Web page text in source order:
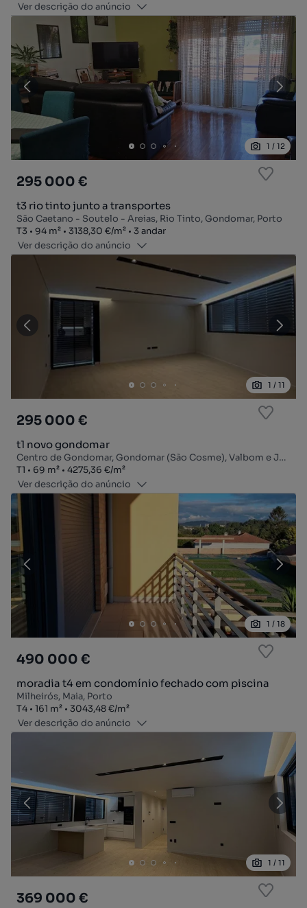
Ver descrição do anúncio
1 / 12
295 000 €
t3 rio tinto junto a transportes
São Caetano - Soutelo - Areias, Rio Tinto, Gondomar, Porto
Tipologia
T3
Zona94 m²
Preço por metro quadrado
3138,30 €/m²
Andar
3 andar
Ver descrição do anúncio
1 / 11
295 000 €
t1 novo gondomar
Centro de Gondomar, Gondomar (São Cosme), Valbom e Jovim, Gondomar, Porto
Tipologia
T1
Zona69 m²
Preço por metro quadrado
4275,36 €/m²
Ver descrição do anúncio
1 / 18
490 000 €
moradia t4 em condomínio fechado com piscina
Milheirós, Maia, Porto
Tipologia
T4
Zona161 m²
Preço por metro quadrado
3043,48 €/m²
Ver descrição do anúncio
1 / 11
369 000 €